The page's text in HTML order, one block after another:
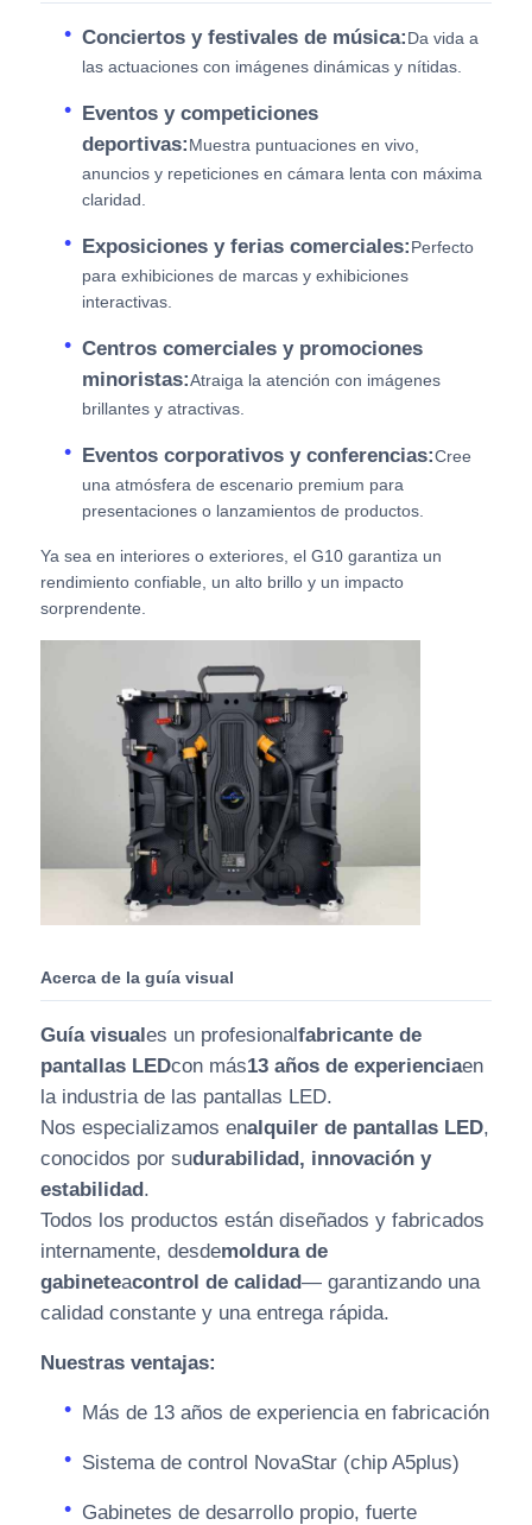
Conciertos y festivales de música:Da vida a
las actuaciones con imágenes dinámicas y nítidas.
Eventos y competiciones
deportivas:Muestra puntuaciones en vivo,
anuncios y repeticiones en cámara lenta con máxima
claridad.
Exposiciones y ferias comerciales:Perfecto
para exhibiciones de marcas y exhibiciones
interactivas.
Centros comerciales y promociones
minoristas:Atraiga la atención con imágenes
brillantes y atractivas.
Eventos corporativos y conferencias:Cree
una atmósfera de escenario premium para
presentaciones o lanzamientos de productos.
Ya sea en interiores o exteriores, el G10 garantiza un
rendimiento confiable, un alto brillo y un impacto
sorprendente.
Acerca de la guía visual
Guía visuales un profesionalfabricante de
pantallas LEDcon más13 años de experienciaen
la industria de las pantallas LED.
Nos especializamos enalquiler de pantallas LED,
conocidos por sudurabilidad, innovación y
estabilidad.
Todos los productos están diseñados y fabricados
internamente, desdemoldura de
gabineteacontrol de calidad— garantizando una
calidad constante y una entrega rápida.
Nuestras ventajas:
Más de 13 años de experiencia en fabricación
Sistema de control NovaStar (chip A5plus)
Gabinetes de desarrollo propio, fuerte